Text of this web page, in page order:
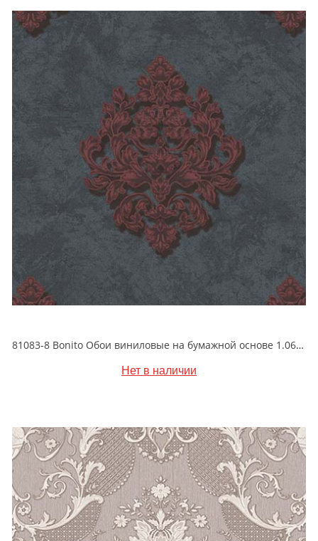
81083-8 Bonito Обои виниловые на бумажной основе 1.06*15.5
Нет в наличии